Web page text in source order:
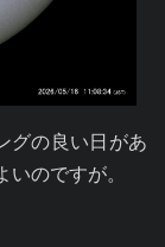
グの良い日があ
のですが。